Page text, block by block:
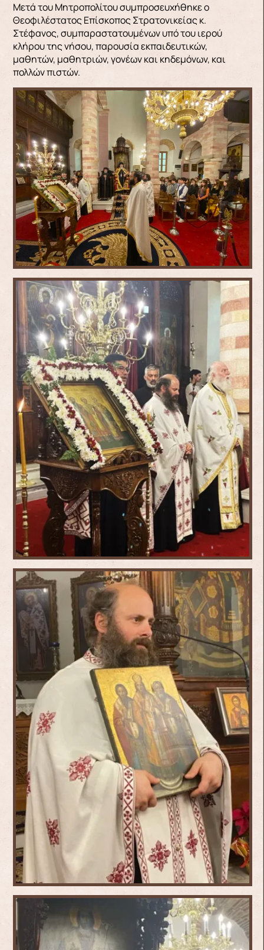
Μετά του Μητροπολίτου συμπροσευχήθηκε ο
Θεοφιλέστατος Επίσκοπος Στρατονικείας κ.
Στέφανος, συμπαραστατουμένων υπό του ιερού
κλήρου της νήσου, παρουσία εκπαιδευτικών,
μαθητών, μαθητριών, γονέων και κηδεμόνων, και
πολλών πιστών.